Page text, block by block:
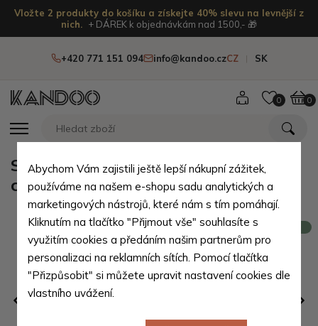
Vložte 2 produkty do košíku a získejte 40% slevu na levnější z
nich.
+ DÁREK k objednávkám nad 1500,- 🎁
+420 771 151 094 info@kandoo.czCZ SK
0 0
Světle hnědá malá dámská
crossbody kabelka Fotima
Abychom Vám zajistili ještě lepší nákupní zážitek,
používáme na našem e-shopu sadu analytických a
marketingových nástrojů, které nám s tím pomáhají.
Kliknutím na tlačítko "Přijmout vše" souhlasíte s
využitím cookies a předáním našim partnerům pro
personalizaci na reklamních sítích. Pomocí tlačítka
"Přizpůsobit" si můžete upravit nastavení cookies dle
vlastního uvážení.